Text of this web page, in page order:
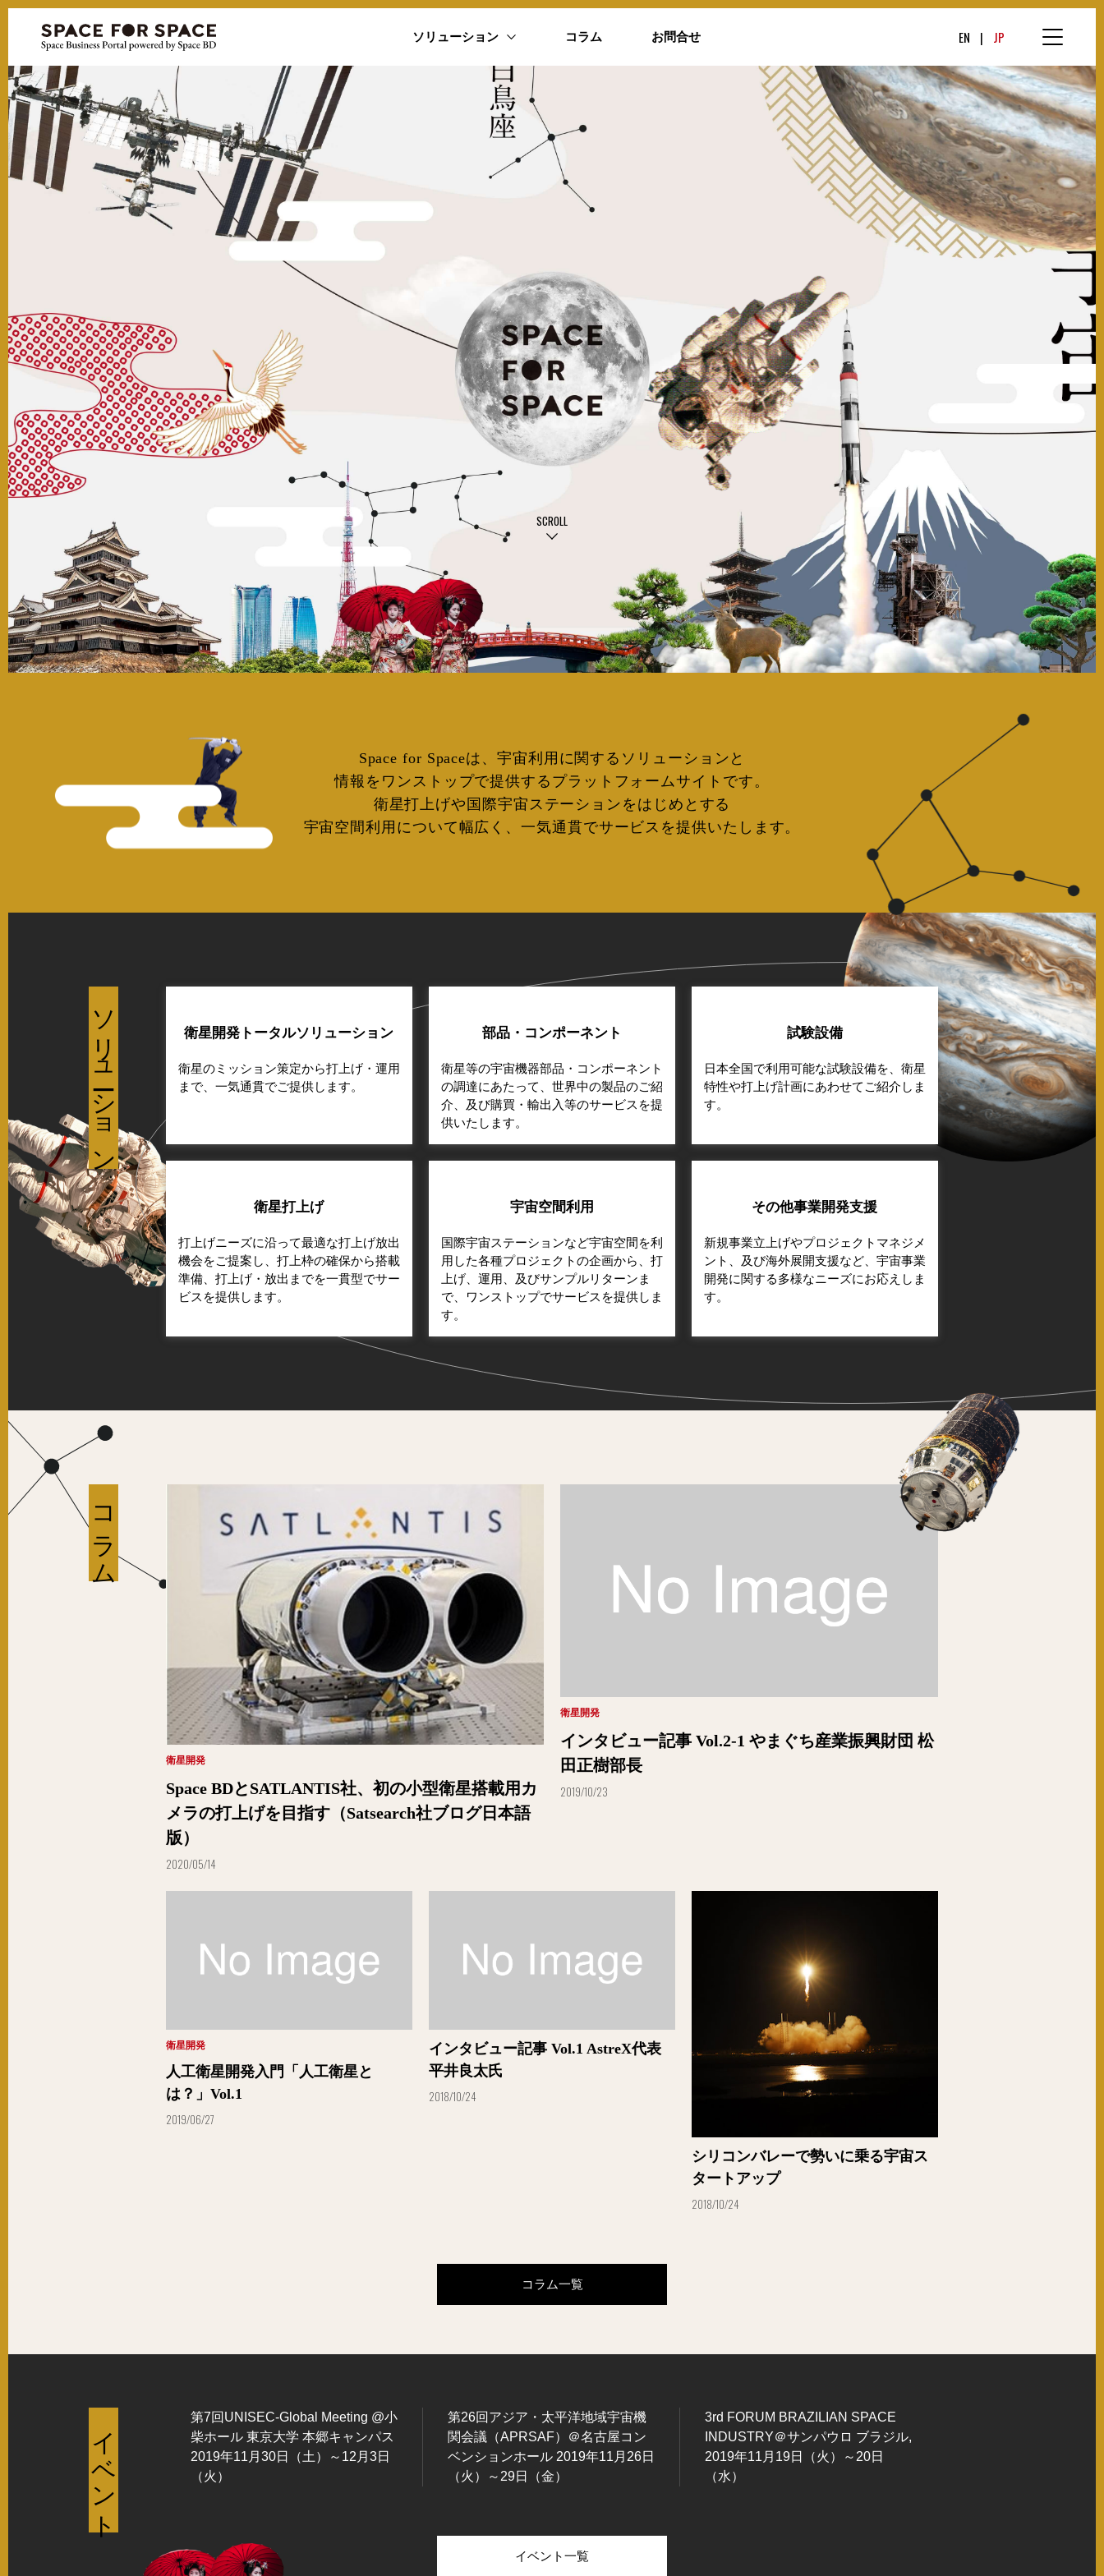
ソリューション コラム お問合せ EN JP
SCROLL
Space for Spaceは、宇宙利用に関するソリューションと
情報をワンストップで提供するプラットフォームサイトです。
衛星打上げや国際宇宙ステーションをはじめとする
宇宙空間利用について幅広く、一気通貫でサービスを提供いたします。
ソリューション 衛星開発トータルソリューション
衛星のミッション策定から打上げ・運用
まで、一気通貫でご提供します。
部品・コンポーネント
衛星等の宇宙機器部品・コンポーネント
の調達にあたって、世界中の製品のご紹
介、及び購買・輸出入等のサービスを提
供いたします。
試験設備
日本全国で利用可能な試験設備を、衛星
特性や打上げ計画にあわせてご紹介しま
す。
衛星打上げ
打上げニーズに沿って最適な打上げ放出
機会をご提案し、打上枠の確保から搭載
準備、打上げ・放出までを一貫型でサー
ビスを提供します。
宇宙空間利用
国際宇宙ステーションなど宇宙空間を利
用した各種プロジェクトの企画から、打
上げ、運用、及びサンプルリターンま
で、ワンストップでサービスを提供しま
す。
その他事業開発支援
新規事業立上げやプロジェクトマネジメ
ント、及び海外展開支援など、宇宙事業
開発に関する多様なニーズにお応えしま
す。
コラム
衛星開発
Space BDとSATLANTIS社、初の小型衛星搭載用カ
メラの打上げを目指す（Satsearch社ブログ日本語
版）
2020/05/14
衛星開発
インタビュー記事 Vol.2-1 やまぐち産業振興財団 松
田正樹部長
2019/10/23
衛星開発
人工衛星開発入門「人工衛星と
は？」Vol.1
2019/06/27
インタビュー記事 Vol.1 AstreX代表
平井良太氏
2018/10/24
シリコンバレーで勢いに乗る宇宙ス
タートアップ
2018/10/24
コラム一覧
イベント
第7回UNISEC-Global Meeting @小
柴ホール 東京大学 本郷キャンパス
2019年11月30日（土）～12月3日
（火）
第26回アジア・太平洋地域宇宙機
関会議（APRSAF）＠名古屋コン
ベンションホール 2019年11月26日
（火）～29日（金）
3rd FORUM BRAZILIAN SPACE
INDUSTRY＠サンパウロ ブラジル,
2019年11月19日（火）～20日
（水）
イベント一覧